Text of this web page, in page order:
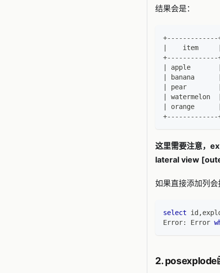
结果会是：
+-------------
|    item
+-------------
| apple
| banana
| pear
| watermelon
| orange
+-------------
这里需要注意，
lateral view
如果直接添加列
select id ,
Error: Error
2. posexplode